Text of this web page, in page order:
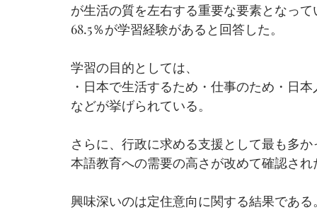
が生活の質を左右する重要な要素となっ
68.5％が学習経験があると回答した。
学習の目的としては、
・日本で生活するため・仕事のため・日
などが挙げられている。
さらに、行政に求める支援として最も多
本語教育への需要の高さが改めて確認され
興味深いのは定住意向に関する結果であ